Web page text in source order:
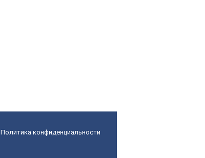
Политика конфиденциальности